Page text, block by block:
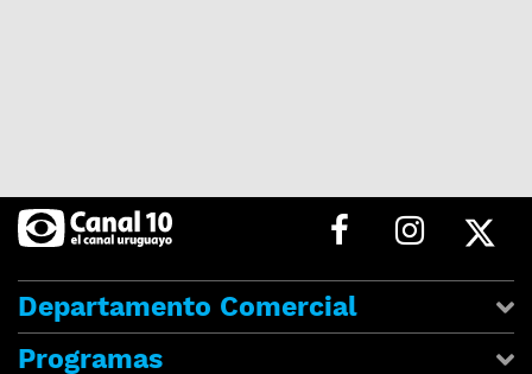
Departamento Comercial
Programas